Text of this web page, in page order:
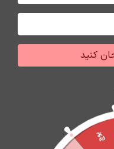
اپل
کلیک کنید. لورم
نامفهوم از صنعت چاپ
60
روز
پوچ
کنید